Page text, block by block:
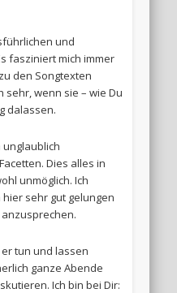
und
fasziniert mich immer
den Songtexten
sehr, wenn sie – wie Du
dalassen.
unglaublich
Dies alles in
unmöglich. Ich
sehr gut gelungen
tun und lassen
ganze Abende
Ich bin bei Dir: